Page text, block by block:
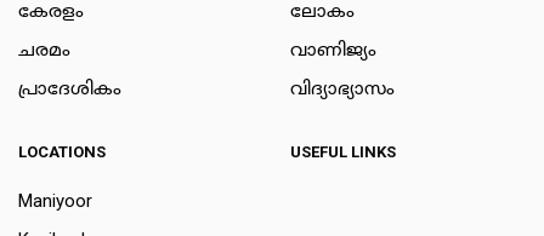
കേരളം
ചരമം
പ്രാദേശികം
ലോകം
വാണിജ്യം
വിദ്യാഭ്യാസം
LOCATIONS
Maniyoor
USEFUL LINKS